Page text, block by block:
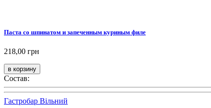
Паста со шпинатом и запеченным куриным филе
218,00 грн
Состав:
Гастробар Вільний